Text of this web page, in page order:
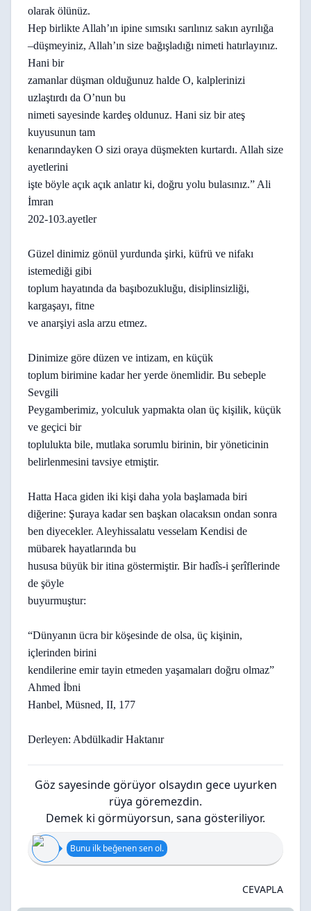
olarak ölünüz.
Hep birlikte Allah’ın ipine sımsıkı sarılınız sakın ayrılığa
–düşmeyiniz, Allah’ın size bağışladığı nimeti hatırlayınız.
Hani bir
zamanlar düşman olduğunuz halde O, kalplerinizi
uzlaştırdı da O’nun bu
nimeti sayesinde kardeş oldunuz. Hani siz bir ateş
kuyusunun tam
kenarındayken O sizi oraya düşmekten kurtardı. Allah size
ayetlerini
işte böyle açık açık anlatır ki, doğru yolu bulasınız.” Ali
İmran
202-103.ayetler
Güzel dinimiz gönül yurdunda şirki, küfrü ve nifakı
istemediği gibi
toplum hayatında da başıbozukluğu, disiplinsizliği,
kargaşayı, fitne
ve anarşiyi asla arzu etmez.
Dinimize göre düzen ve intizam, en küçük
toplum birimine kadar her yerde önemlidir. Bu sebeple
Sevgili
Peygamberimiz, yolculuk yapmakta olan üç kişilik, küçük
ve geçici bir
toplulukta bile, mutlaka sorumlu birinin, bir yöneticinin
belirlenmesini tavsiye etmiştir.
Hatta Haca giden iki kişi daha yola başlamada biri
diğerine: Şuraya kadar sen başkan olacaksın ondan sonra
ben diyecekler. Aleyhissalatu vesselam Kendisi de
mübarek hayatlarında bu
hususa büyük bir itina göstermiştir. Bir hadîs-i şerîflerinde
de şöyle
buyurmuştur:
“Dünyanın ücra bir köşesinde de olsa, üç kişinin,
içlerinden birini
kendilerine emir tayin etmeden yaşamaları doğru olmaz”
Ahmed İbni
Hanbel, Müsned, II, 177
Derleyen: Abdülkadir Haktanır
Göz sayesinde görüyor olsaydın gece uyurken
rüya göremezdin.
Demek ki görmüyorsun, sana gösteriliyor.
Bunu ilk beğenen sen ol.
CEVAPLA